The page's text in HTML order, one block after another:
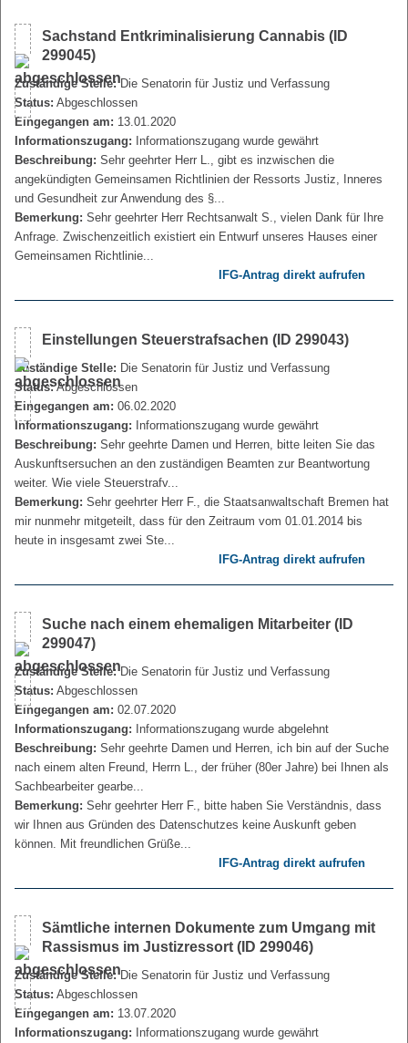
Sachstand Entkriminalisierung Cannabis (ID
299045)
Zuständige Stelle:Die Senatorin für Justiz und Verfassung
Status: Abgeschlossen
Eingegangen am: 13.01.2020
Informationszugang: Informationszugang wurde gewährt
Beschreibung: Sehr geehrter Herr L., gibt es inzwischen die
angekündigten Gemeinsamen Richtlinien der Ressorts Justiz, Inneres
und Gesundheit zur Anwendung des §...
Bemerkung: Sehr geehrter Herr Rechtsanwalt S., vielen Dank für Ihre
Anfrage. Zwischenzeitlich existiert ein Entwurf unseres Hauses einer
Gemeinsamen Richtlinie...
IFG-Antrag direkt aufrufen
Einstellungen Steuerstrafsachen (ID 299043)
Zuständige Stelle: Die Senatorin für Justiz und Verfassung
Status:Abgeschlossen
Eingegangen am: 06.02.2020
Informationszugang: Informationszugang wurde gewährt
Beschreibung: Sehr geehrte Damen und Herren, bitte leiten Sie das
Auskunftsersuchen an den zuständigen Beamten zur Beantwortung
weiter. Wie viele Steuerstrafv...
Bemerkung: Sehr geehrter Herr F., die Staatsanwaltschaft Bremen hat
mir nunmehr mitgeteilt, dass für den Zeitraum vom 01.01.2014 bis
heute in insgesamt zwei Ste...
IFG-Antrag direkt aufrufen
Suche nach einem ehemaligen Mitarbeiter (ID
299047)
Zuständige Stelle:Die Senatorin für Justiz und Verfassung
Status: Abgeschlossen
Eingegangen am: 02.07.2020
Informationszugang: Informationszugang wurde abgelehnt
Beschreibung: Sehr geehrte Damen und Herren, ich bin auf der Suche
nach einem alten Freund, Herrn L., der früher (80er Jahre) bei Ihnen als
Sachbearbeiter gearbe...
Bemerkung: Sehr geehrter Herr F., bitte haben Sie Verständnis, dass
wir Ihnen aus Gründen des Datenschutzes keine Auskunft geben
können. Mit freundlichen Grüße...
IFG-Antrag direkt aufrufen
Sämtliche internen Dokumente zum Umgang mit
Rassismus im Justizressort (ID 299046)
Zuständige Stelle:Die Senatorin für Justiz und Verfassung
Status: Abgeschlossen
Eingegangen am: 13.07.2020
Informationszugang: Informationszugang wurde gewährt